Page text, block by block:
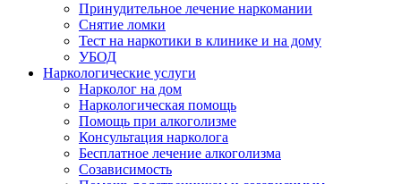
Принудительное лечение наркомании
Снятие ломки
Тест на наркотики в клинике и на дому
УБОД
Наркологические услуги
Нарколог на дом
Наркологическая помощь
Помощь при алкоголизме
Консультация нарколога
Бесплатное лечение алкоголизма
Созависимость